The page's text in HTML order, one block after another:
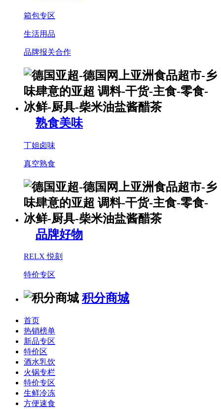
箱包专区
生活用品
品牌报关合作
熟食美味
丁姐卤味
真空熟食
品牌好物
RELX 悦刻
特价专区
积分商城
首页
热销榜单
新品专区
特价区
酒水乳饮
火锅专栏
特价专区
生鲜冷冻
方便速食